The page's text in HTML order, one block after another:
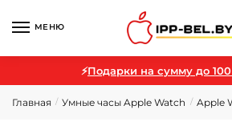
МЕНЮ
⚡Подарки на сумму до
Главная / Умные часы Apple Watch / Apple